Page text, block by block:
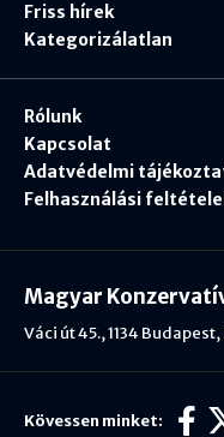
Friss hírek
Kategorizálatlan
Rólunk
Kapcsolat
Adatvédelmi
Felhasználási
Kövessen minket:
Magyar
Váci út 45., 1134